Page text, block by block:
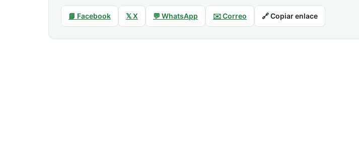
📘 Facebook 𝕏 X 💬 WhatsApp ✉️ Correo 🔗 Copiar enlace